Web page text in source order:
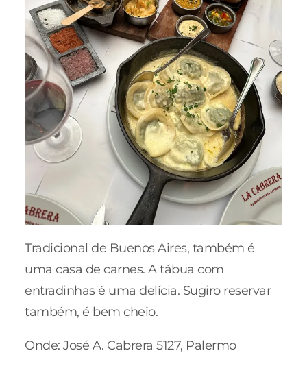
Tradicional de Buenos Aires, também é
uma casa de carnes. A tábua com
entradinhas é uma delícia. Sugiro reservar
também, é bem cheio.
Onde: José A. Cabrera 5127, Palermo